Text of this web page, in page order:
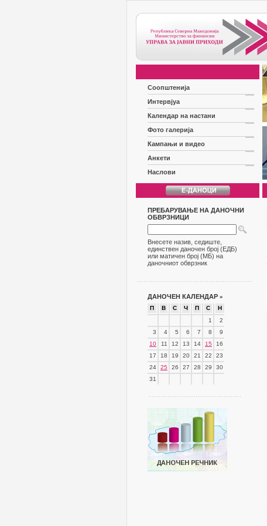
Соопштенија
Интервјуа
Календар на настани
Фото галерија
Кампањи и видео
Анкети
Наслови
ПРЕБАРУВАЊЕ НА ДАНОЧНИ
ОБВРЗНИЦИ
Внесете назив, седиште,
единствен даночен број (ЕДБ)
или матичен број (МБ) на
даночниот обврзник
ДАНОЧЕН КАЛЕНДАР »
П В С Ч П С
Н
1
2
3
4 5 6 7 8
9
10
11 12 13 14 15
16
17
18 19 20 21 22
23
24
25 26 27 28 29
30
31